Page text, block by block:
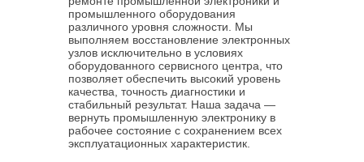
промышленного оборудования
различного уровня сложности. Мы
выполняем восстановление электронных
узлов исключительно в условиях
оборудованного сервисного центра, что
позволяет обеспечить высокий уровень
качества, точность диагностики и
стабильный результат. Наша задача —
вернуть промышленную электронику в
рабочее состояние с сохранением всех
эксплуатационных характеристик.